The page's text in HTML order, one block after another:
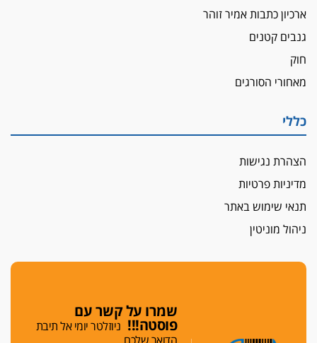
ארכיון כתבות אמיר זוהר
גנבים קטנים
חוק
מאחורי הסורגים
כללי
הצהרת נגישות
מדיניות פרטיות
תנאי שימוש באתר
ניהול מוניטין
שמרו על קשר עם
פוסטה!!! ניוזלטר יומי אל תיבת